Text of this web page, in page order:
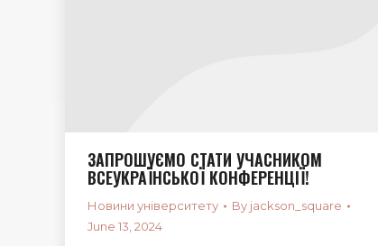
ЗАПРОШУЄМО СТАТИ УЧАСНИКОМ
ВСЕУКРАЇНСЬКОЇ КОНФЕРЕНЦІЇ!
Новини університету By jackson_square
June 13, 2024